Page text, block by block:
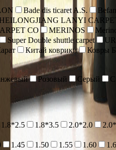
Bade dis ticaret A.S.
LANYI
CO MERINOS
Super Double shuttle carpet
Китай коврики Ковры
Розовый Серый
1.8*2.5 1.8*3.5 2.0*2.0
1.45 1.50 1.55 1.60